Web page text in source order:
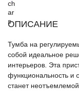
ОПИСАНИЕ
Тумба на
собой идеальное
интерьеров. Эта
функциональность и
станет